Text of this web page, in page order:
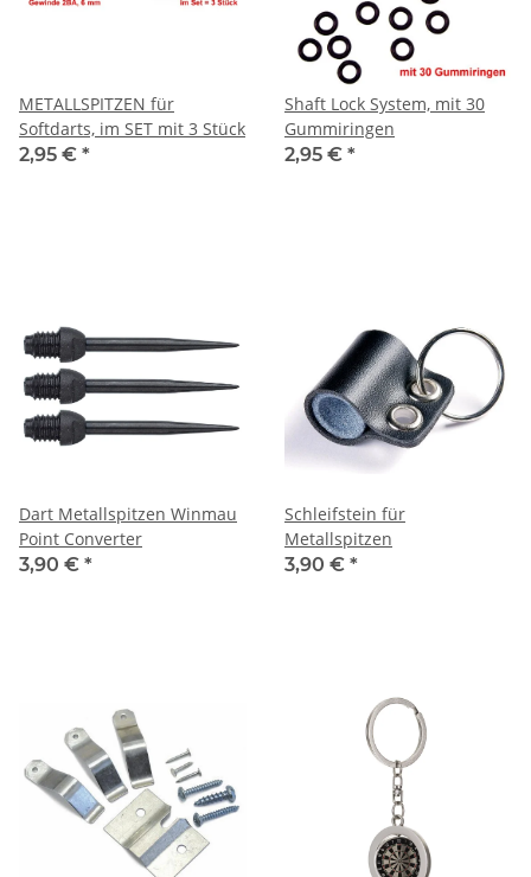
METALLSPITZEN für
Softdarts, im SET mit 3 Stück
2,95 € *
Shaft Lock System, mit 30
Gummiringen
2,95 € *
Dart Metallspitzen Winmau
Point Converter
3,90 € *
Schleifstein für
Metallspitzen
3,90 € *